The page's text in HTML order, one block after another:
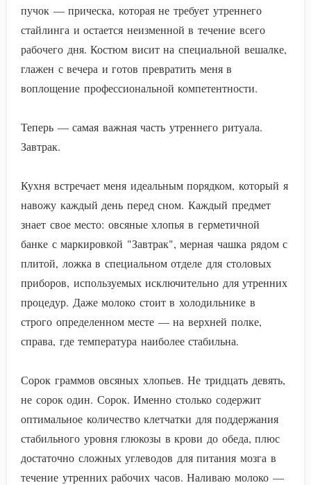
пучок — прическа, которая не требует утреннего
стайлинга и остается неизменной в течение всего
рабочего дня. Костюм висит на специальной вешалке,
глажен с вечера и готов превратить меня в
воплощение профессиональной компетентности.
Теперь — самая важная часть утреннего ритуала.
Завтрак.
Кухня встречает меня идеальным порядком, который я
навожу каждый день перед сном. Каждый предмет
знает свое место: овсяные хлопья в герметичной
банке с маркировкой "Завтрак", мерная чашка рядом с
плитой, ложка в специальном отделе для столовых
приборов, используемых исключительно для утренних
процедур. Даже молоко стоит в холодильнике в
строго определенном месте — на верхней полке,
справа, где температура наиболее стабильна.
Сорок граммов овсяных хлопьев. Не тридцать девять,
не сорок один. Сорок. Именно столько содержит
оптимальное количество клетчатки для поддержания
стабильного уровня глюкозы в крови до обеда, плюс
достаточно сложных углеводов для питания мозга в
течение утренних рабочих часов. Наливаю молоко —